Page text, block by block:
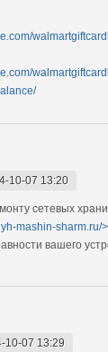
10-07 13:20
сетевых
mashin-sharm.ru/>
вашего
10-07 13:29